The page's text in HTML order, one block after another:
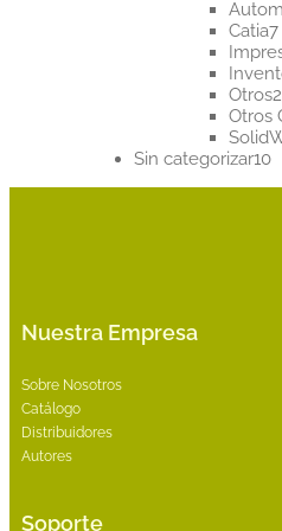
Catia77
Otros
Otros
Sin categorizar1010
Nuestra Empresa
Sobre Nosotros
Catálogo
Distribuidores
Autores
Soporte